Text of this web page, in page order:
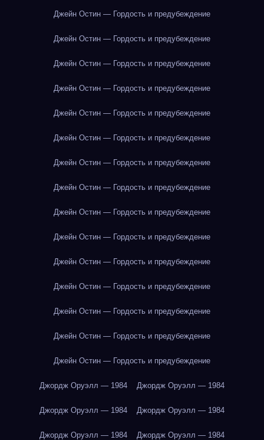
Джейн Остин — Гордость и предубеждение
Джейн Остин — Гордость и предубеждение
Джейн Остин — Гордость и предубеждение
Джейн Остин — Гордость и предубеждение
Джейн Остин — Гордость и предубеждение
Джейн Остин — Гордость и предубеждение
Джейн Остин — Гордость и предубеждение
Джейн Остин — Гордость и предубеждение
Джейн Остин — Гордость и предубеждение
Джейн Остин — Гордость и предубеждение
Джейн Остин — Гордость и предубеждение
Джейн Остин — Гордость и предубеждение
Джейн Остин — Гордость и предубеждение
Джейн Остин — Гордость и предубеждение
Джейн Остин — Гордость и предубеждение
Джордж Оруэлл — 1984 Джордж Оруэлл — 1984
Джордж Оруэлл — 1984 Джордж Оруэлл — 1984
Джордж Оруэлл — 1984 Джордж Оруэлл — 1984